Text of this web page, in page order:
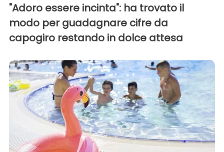
"Adoro essere incinta": ha trovato il
modo per guadagnare cifre da
capogiro restando in dolce attesa